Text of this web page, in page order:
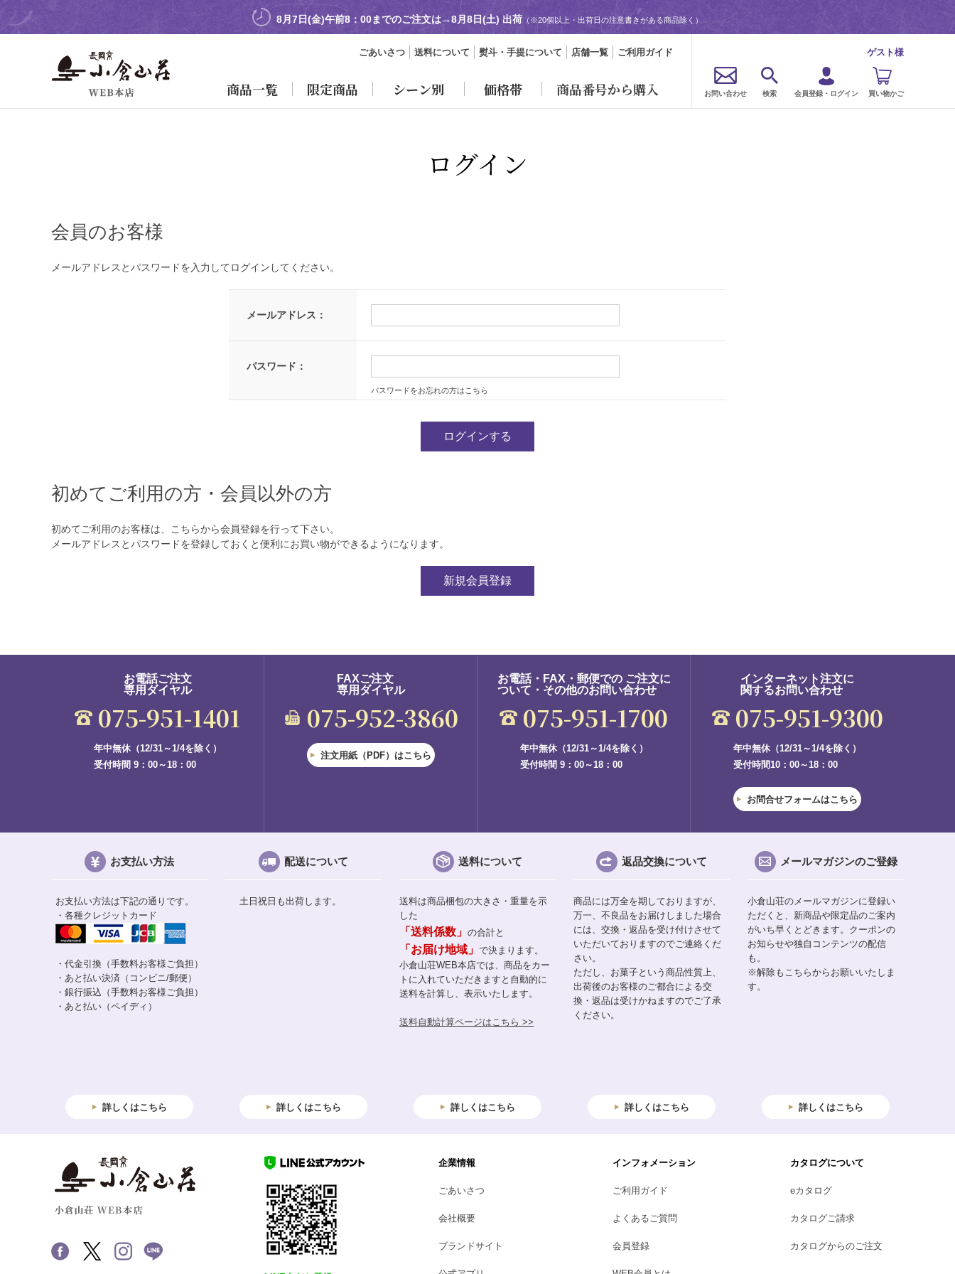
8月7日(金)午前8：00までのご注文は→8月8日(土) 出荷 （※20個以上・出荷日の注意書きがある商品除く）
ごあいさつ 送料について 熨斗・手提について 店舗一覧 ご利用ガイド
商品一覧 限定商品 シーン別 価格帯 商品番号から購入
ゲスト様
お問い合わせ 検索 会員登録・ログイン 買い物かご
ログイン
会員のお客様
メールアドレスとパスワードを入力してログインしてください。
メールアドレス：
パスワード：
パスワードをお忘れの方はこちら
初めてご利用の方・会員以外の方
初めてご利用のお客様は、こちらから会員登録を行って下さい。
メールアドレスとパスワードを登録しておくと便利にお買い物ができるようになります。
お電話ご注文
専用ダイヤル
075-951-1401
年中無休（12/31～1/4を除く）
受付時間 9：00～18：00
FAXご注文
専用ダイヤル
075-952-3860
注文用紙（PDF）はこちら
お電話・FAX・郵便での ご注文に
ついて・その他のお問い合わせ
075-951-1700
年中無休（12/31～1/4を除く）
受付時間 9：00～18：00
インターネット注文に
関するお問い合わせ
075-951-9300
年中無休（12/31～1/4を除く）
受付時間10：00～18：00
お問合せフォームはこちら
お支払い方法
お支払い方法は下記の通りです。
・各種クレジットカード
・代金引換（手数料お客様ご負担）
・あと払い決済（コンビニ/郵便）
・銀行振込（手数料お客様ご負担）
・あと払い（ペイディ）
詳しくはこちら
配送について
土日祝日も出荷します。
詳しくはこちら
送料について
送料は商品梱包の大きさ・重量を示
した
「送料係数」 の合計と
「お届け地域」 で決まります。
小倉山荘WEB本店では、商品をカー
トに入れていただきますと自動的に
送料を計算し、表示いたします。
送料自動計算ページはこちら >>
詳しくはこちら
返品交換について
商品には万全を期しておりますが、
万一、不良品をお届けしました場合
には、交換・返品を受け付けさせて
いただいておりますのでご連絡くだ
さい。
ただし、お菓子という商品性質上、
出荷後のお客様のご都合による交
換・返品は受けかねますのでご了承
ください。
詳しくはこちら
メールマガジンのご登録
小倉山荘のメールマガジンに登録い
ただくと、新商品や限定品のご案内
がいち早くとどきます。クーポンの
お知らせや独自コンテンツの配信
も。
※解除もこちらからお願いいたしま
す。
詳しくはこちら
企業情報
ごあいさつ
会社概要
ブランドサイト
インフォメーション
ご利用ガイド
よくあるご質問
会員登録
カタログについて
eカタログ
カタログご請求
カタログからのご注文